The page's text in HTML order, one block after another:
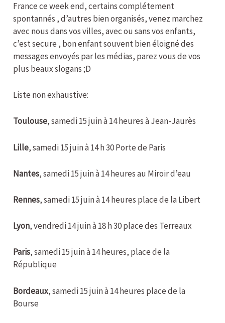
France ce week end, certains complétement
spontannés , d’autres bien organisés, venez marchez
avec nous dans vos villes, avec ou sans vos enfants,
c’est secure , bon enfant souvent bien éloigné des
messages envoyés par les médias, parez vous de vos
plus beaux slogans ;D
Liste non exhaustive:
Toulouse, samedi 15 juin à 14 heures à Jean-Jaurès
Lille, samedi 15 juin à 14 h 30 Porte de Paris
Nantes, samedi 15 juin à 14 heures au Miroir d’eau
Rennes, samedi 15 juin à 14 heures place de la Libert
Lyon, vendredi 14 juin à 18 h 30 place des Terreaux
Paris, samedi 15 juin à 14 heures, place de la
République
Bordeaux, samedi 15 juin à 14 heures place de la
Bourse